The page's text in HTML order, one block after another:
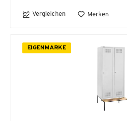
Vergleichen Merken
EIGENMARKE